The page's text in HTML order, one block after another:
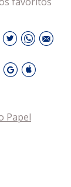
Papel